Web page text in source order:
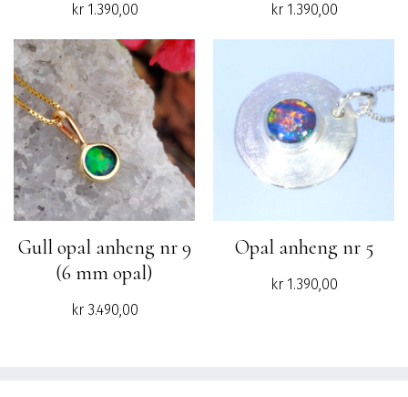
kr1.390,00 kr1.390,00
Gull opal anheng nr 9
(6 mm opal)
kr3.490,00
Opal anheng nr 5
kr1.390,00